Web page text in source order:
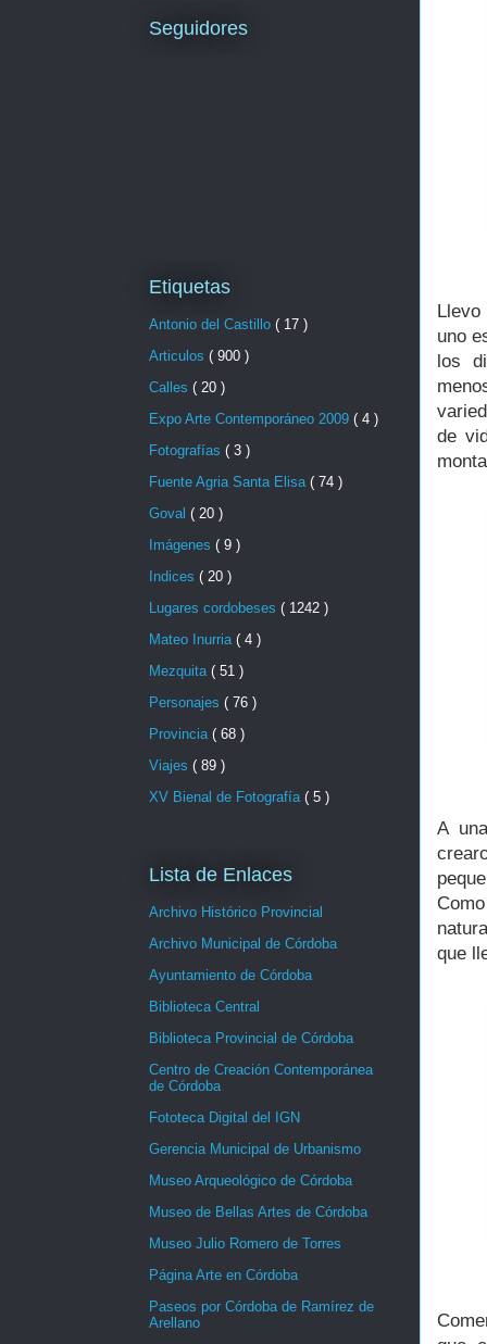
uno
los
de
A
que
Seguidores
Etiquetas
Antonio del Castillo ( 17 )
Articulos ( 900 )
Calles ( 20 )
Expo Arte Contemporáneo 2009 ( 4 )
Fotografías ( 3 )
Fuente Agria Santa Elisa ( 74 )
Goval ( 20 )
Imágenes ( 9 )
Indices ( 20 )
Lugares cordobeses ( 1242 )
Mateo Inurria ( 4 )
Mezquita ( 51 )
Personajes ( 76 )
Provincia ( 68 )
Viajes ( 89 )
XV Bienal de Fotografía ( 5 )
Lista de Enlaces
Archivo Histórico Provincial
Archivo Municipal de Córdoba
Ayuntamiento de Córdoba
Biblioteca Central
Biblioteca Provincial de Córdoba
Centro de Creación Contemporánea
de Córdoba
Fototeca Digital del IGN
Gerencia Municipal de Urbanismo
Museo Arqueológico de Córdoba
Museo de Bellas Artes de Córdoba
Museo Julio Romero de Torres
Página Arte en Córdoba
Paseos por Córdoba de Ramírez de
Arellano